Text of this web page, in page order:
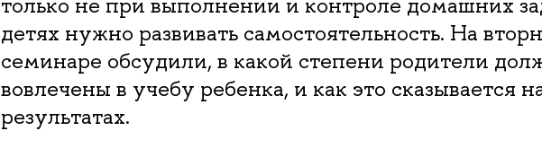
детях нужно развивать самостоятельность. На
семинаре обсудили, в какой степени родители
вовлечены в учебу ребенка, и как это сказывается
результатах.